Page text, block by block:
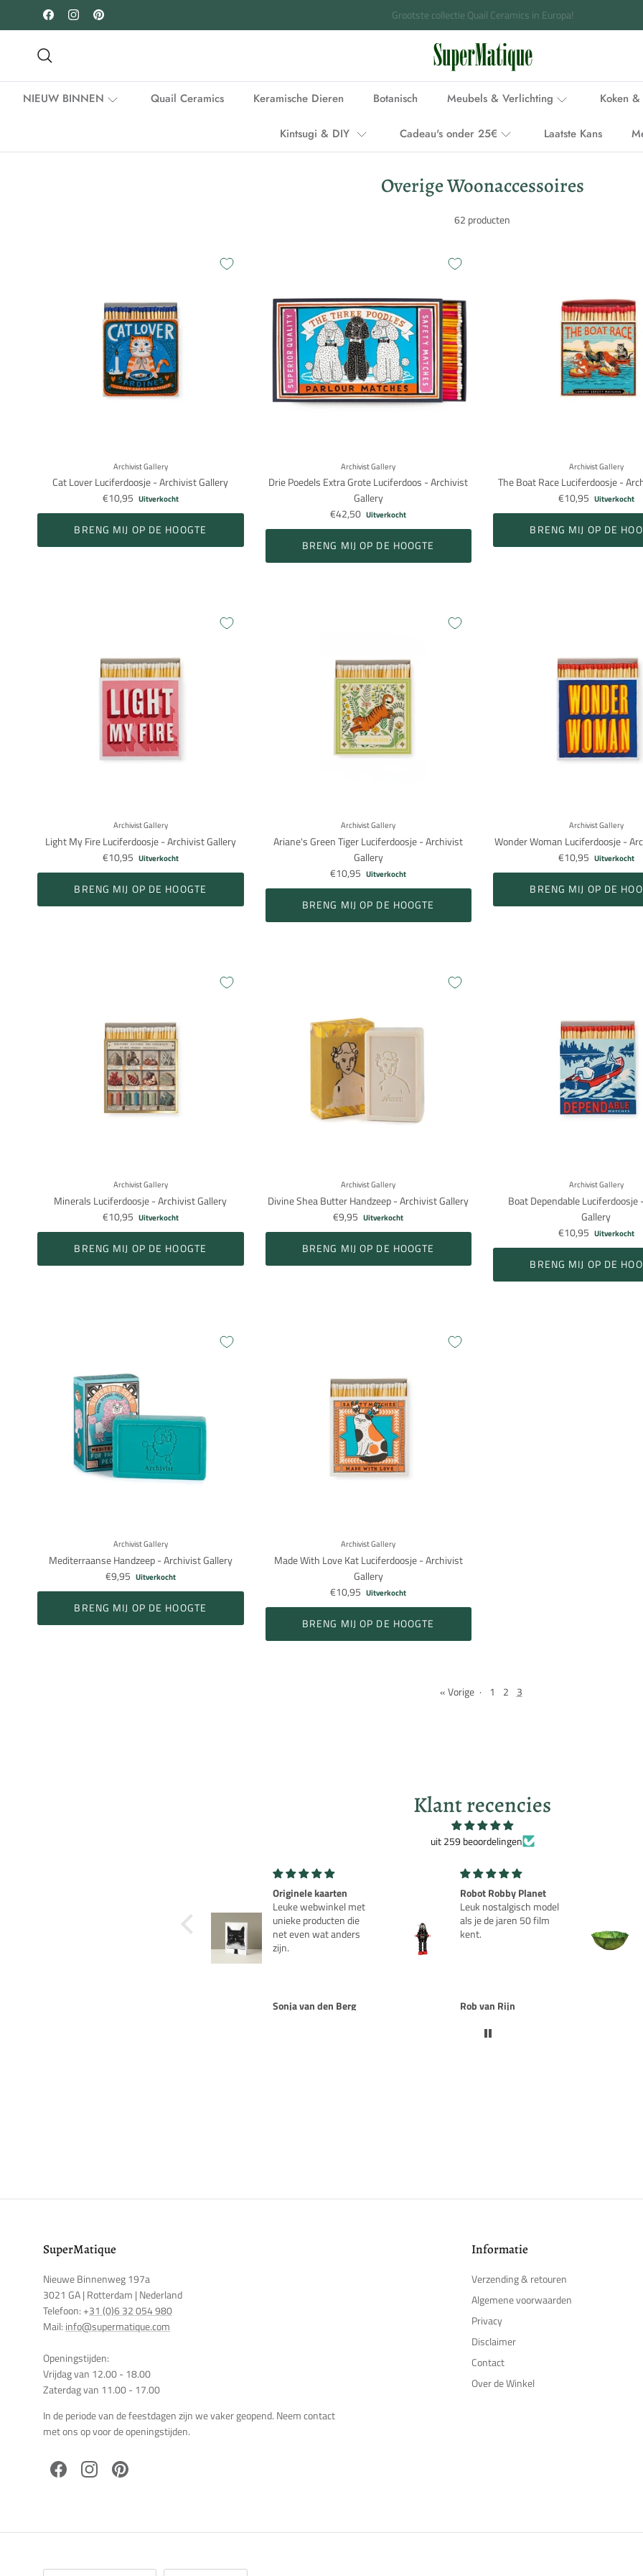
Ga naar inhoud
FacebookInstagramPinterest Voor 15.00 uur besteld, binnen 1-2 werkdagen in huis
NIEUW BINNEN Quail Ceramics Keramische Dieren Botanisch Meubels & Verlichting Koken
Kintsugi & DIY Cadeau's onder 25€ Laatste Kans
Overige Woonaccessoires
62 producten
Archivist Gallery
Cat Lover Luciferdoosje - Archivist Gallery
€10,95 Uitverkocht
BRENG MIJ OP DE HOOGTE
Archivist Gallery
Drie Poedels Extra Grote Luciferdoos - Archivist
Gallery
€42,50 Uitverkocht
BRENG MIJ OP DE HOOGTE
Archivist Gallery
The Boat Race Luciferdoosje -
€10,95 Uitverkocht
BRENG MIJ OP DE
Archivist Gallery
Light My Fire Luciferdoosje - Archivist Gallery
€10,95 Uitverkocht
BRENG MIJ OP DE HOOGTE
Archivist Gallery
Ariane's Green Tiger Luciferdoosje - Archivist
Gallery
€10,95 Uitverkocht
BRENG MIJ OP DE HOOGTE
Archivist Gallery
Wonder Woman Luciferdoosje -
€10,95 Uitverkocht
BRENG MIJ OP DE
Archivist Gallery
Minerals Luciferdoosje - Archivist Gallery
€10,95 Uitverkocht
BRENG MIJ OP DE HOOGTE
Archivist Gallery
Divine Shea Butter Handzeep - Archivist Gallery
€9,95 Uitverkocht
BRENG MIJ OP DE HOOGTE
Archivist Gallery
Boat Dependable
Gallery
€10,95 Uitverkocht
BRENG MIJ OP DE
Archivist Gallery
Mediterraanse Handzeep - Archivist Gallery
€9,95 Uitverkocht
BRENG MIJ OP DE HOOGTE
Archivist Gallery
Made With Love Kat Luciferdoosje - Archivist
Gallery
€10,95 Uitverkocht
BRENG MIJ OP DE HOOGTE
« Vorige · 1 2 3
Klant recencies
uit 259 beoordelingen
Robot Robby Planet
Leuk nostalgisch model
als je de jaren 50 film
kent.
Rob van Rijn
Groene Kool Aardewerk
Salade Schaal - Au Bain
Marie
FRANK DU TRE
SuperMatique
Nieuwe Binnenweg 197a
3021 GA | Rotterdam | Nederland
Telefoon: +31 (0)6 32 054 980
Mail: info@supermatique.com
Openingstijden:
Vrijdag van 12.00 - 18.00
Zaterdag van 11.00 - 17.00
In de periode van de feestdagen zijn we vaker geopend. Neem contact
met ons op voor de openingstijden.
FacebookInstagramPinterest
Informatie
Verzending & retouren
Algemene voorwaarden
Privacy
Disclaimer
Contact
Over de Winkel
Land/Regio Taal